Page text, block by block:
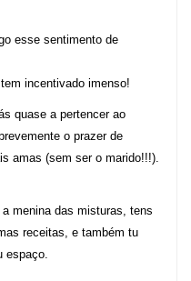
esse sentimento de
incentivado imenso!
quase a pertencer ao
o prazer de
amas (sem ser o marido!!!).
menina das misturas, tens
receitas, e também tu
espaço.